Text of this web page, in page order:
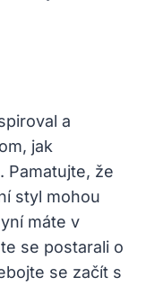
a
jak
Pamatujte,‍ že
styl mohou
máte v
se postarali ⁣o​
‌se ⁣začít⁢ s